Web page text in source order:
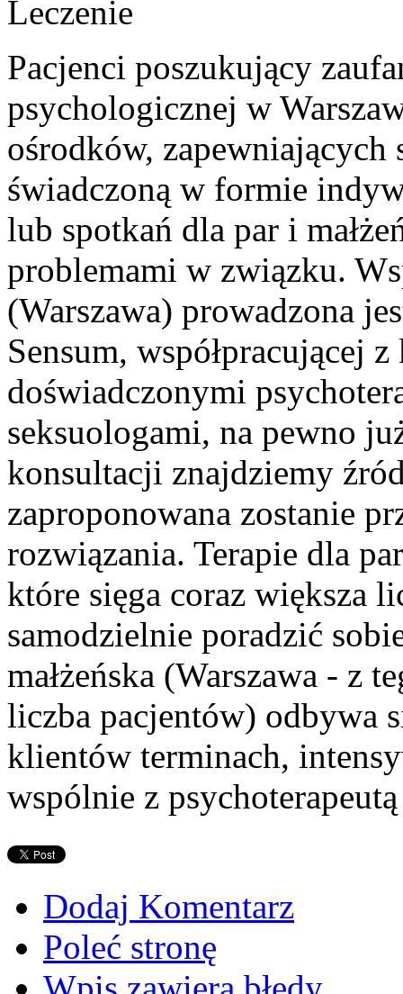
Leczenie
Pacjenci poszukujący
psychologicznej w
ośrodków, zapewniających
świadczoną w formie
lub spotkań dla par i
problemami w związku.
(Warszawa) prowadzona
Sensum, współpracującej
doświadczonymi
seksuologami, na pewno
konsultacji znajdziemy
zaproponowana zostanie
rozwiązania. Terapie dla
które sięga coraz większa
samodzielnie poradzić
małżeńska (Warszawa - z
liczba pacjentów) odbywa
klientów terminach,
wspólnie z
Dodaj Komentarz
Poleć stronę